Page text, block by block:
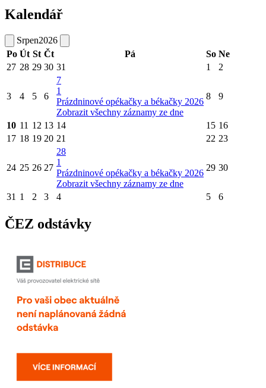
Kalendář
Srpen2026
Po Út St Čt Pá So Ne
27 28 29 30 31 1 2
3 4 5 6
7
1
Prázdninové opékačky a békačky 2026
Zobrazit všechny záznamy ze dne
8 9
10 11 12 13 14 15 16
17 18 19 20 21 22 23
24 25 26 27
28
1
Prázdninové opékačky a békačky 2026
Zobrazit všechny záznamy ze dne
29 30
31 1 2 3 4 5 6
ČEZ odstávky